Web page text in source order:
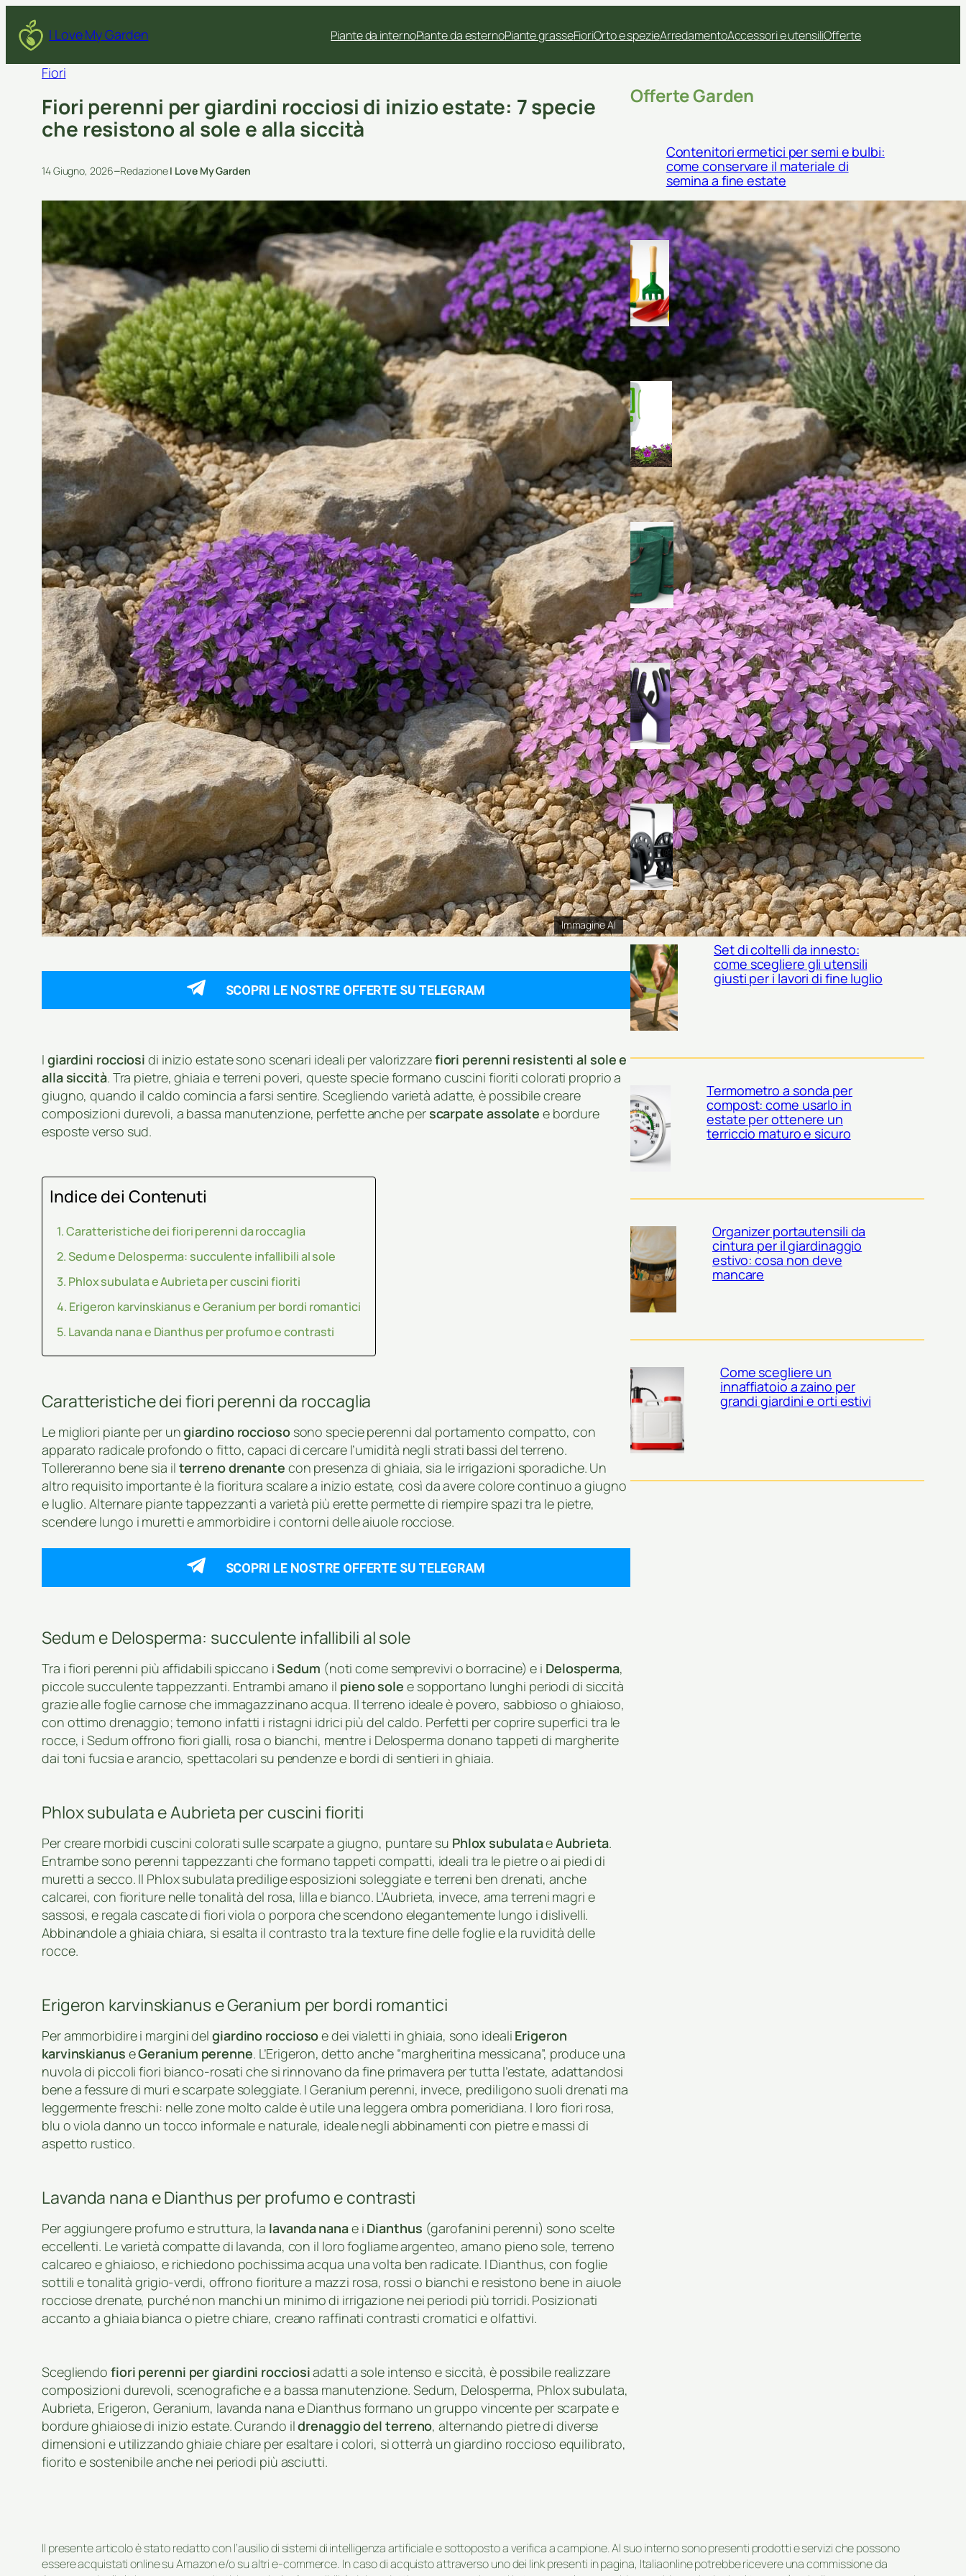
I Love My Garden Piante da internoPiante da esternoPiante grasseFioriOrto e spezieArredamentoAccessori e utensiliOfferte
Fiori
Fiori perenni per giardini rocciosi di inizio estate: 7 specie
che resistono al sole e alla siccità
14 Giugno, 2026–RedazioneI Love My Garden
Immagine AI
SCOPRI LE NOSTRE OFFERTE SU TELEGRAM
I giardini rocciosi di inizio estate sono scenari ideali per valorizzarefiori perenni resistenti al sole e
alla siccità. Tra pietre, ghiaia e terreni poveri, queste specie formano cuscini fioriti colorati proprio a
giugno, quando il caldo comincia a farsi sentire. Scegliendo varietà adatte, è possibile creare
composizioni durevoli, a bassa manutenzione, perfette anche per scarpate assolate e bordure
esposte verso sud.
Indice dei Contenuti
Caratteristiche dei fiori perenni da roccaglia
Sedum e Delosperma: succulente infallibili al sole
Phlox subulata e Aubrieta per cuscini fioriti
Erigeron karvinskianus e Geranium per bordi romantici
Lavanda nana e Dianthus per profumo e contrasti
Caratteristiche dei fiori perenni da roccaglia
Le migliori piante per ungiardino rocciososono specie perenni dal portamento compatto, con
apparato radicale profondo o fitto, capaci di cercare l’umidità negli strati bassi del terreno.
Tollereranno bene sia il terreno drenante con presenza di ghiaia, sia le irrigazioni sporadiche. Un
altro requisito importante è la fioritura scalare a inizio estate, così da avere colore continuo a giugno
e luglio. Alternare piante tappezzanti a varietà più erette permette di riempire spazi tra le pietre,
scendere lungo i muretti e ammorbidire i contorni delle aiuole rocciose.
SCOPRI LE NOSTRE OFFERTE SU TELEGRAM
Sedum e Delosperma: succulente infallibili al sole
Tra i fiori perenni più affidabili spiccano iSedum (noti come semprevivi o borracine) e i Delosperma,
piccole succulente tappezzanti. Entrambi amano il pieno sole e sopportano lunghi periodi di siccità
grazie alle foglie carnose che immagazzinano acqua. Il terreno ideale è povero, sabbioso o ghiaioso,
con ottimo drenaggio; temono infatti i ristagni idrici più del caldo. Perfetti per coprire superfici tra le
rocce, i Sedum offrono fiori gialli, rosa o bianchi, mentre i Delosperma donano tappeti di margherite
dai toni fucsia e arancio, spettacolari su pendenze e bordi di sentieri in ghiaia.
Phlox subulata e Aubrieta per cuscini fioriti
Per creare morbidi cuscini colorati sulle scarpate a giugno, puntare su Phlox subulataeAubrieta.
Entrambe sono perenni tappezzanti che formano tappeti compatti, ideali tra le pietre o ai piedi di
muretti a secco. Il Phlox subulata predilige esposizioni soleggiate e terreni ben drenati, anche
calcarei, con fioriture nelle tonalità del rosa, lilla e bianco. L’Aubrieta, invece, ama terreni magri e
sassosi, e regala cascate di fiori viola o porpora che scendono elegantemente lungo i dislivelli.
Abbinandole a ghiaia chiara, si esalta il contrasto tra la texture fine delle foglie e la ruvidità delle
rocce.
Erigeron karvinskianus e Geranium per bordi romantici
Per ammorbidire i margini del giardino rocciosoe dei vialetti in ghiaia, sono ideali Erigeron
karvinskianus eGeranium perenne. L’Erigeron, detto anche “margheritina messicana”, produce una
nuvola di piccoli fiori bianco-rosati che si rinnovano da fine primavera per tutta l’estate, adattandosi
bene a fessure di muri e scarpate soleggiate. I Geranium perenni, invece, prediligono suoli drenati ma
leggermente freschi: nelle zone molto calde è utile una leggera ombra pomeridiana. I loro fiori rosa,
blu o viola danno un tocco informale e naturale, ideale negli abbinamenti con pietre e massi di
aspetto rustico.
Lavanda nana e Dianthus per profumo e contrasti
Per aggiungere profumo e struttura, la lavanda nanae i Dianthus (garofanini perenni) sono scelte
eccellenti. Le varietà compatte di lavanda, con il loro fogliame argenteo, amano pieno sole, terreno
calcareo e ghiaioso, e richiedono pochissima acqua una volta ben radicate. I Dianthus, con foglie
sottili e tonalità grigio-verdi, offrono fioriture a mazzi rosa, rossi o bianchi e resistono bene in aiuole
rocciose drenate, purché non manchi un minimo di irrigazione nei periodi più torridi. Posizionati
accanto a ghiaia bianca o pietre chiare, creano raffinati contrasti cromatici e olfattivi.
Scegliendo fiori perenni per giardini rocciosiadatti a sole intenso e siccità, è possibile realizzare
composizioni durevoli, scenografiche e a bassa manutenzione. Sedum, Delosperma, Phlox subulata,
Aubrieta, Erigeron, Geranium, lavanda nana e Dianthus formano un gruppo vincente per scarpate e
bordure ghiaiose di inizio estate. Curando ildrenaggio del terreno, alternando pietre di diverse
dimensioni e utilizzando ghiaie chiare per esaltare i colori, si otterrà un giardino roccioso equilibrato,
fiorito e sostenibile anche nei periodi più asciutti.
Offerte Garden
Contenitori ermetici per semi e bulbi:
come conservare il materiale di
semina a fine estate
Kit di palette e cucchiai da
semina: come scegliere gli
accessori giusti per semi
piccoli e trapianti delicati
Come scegliere un misuratore
portatile di salinità del terreno
per orto e giardino in piena
estate
Sacchi riutilizzabili per sfalci e
foglie: come scegliere le
borse da giardino giuste per
l’estate
Guanti da raccolta per frutta di
fine estate: come scegliere il
modello giusto per mele,
prugne e fichi
Carrelli avvolgitubo verticali o
orizzontali? come scegliere il
modello giusto per il tuo
giardino
Set di coltelli da innesto:
come scegliere gli utensili
giusti per i lavori di fine luglio
Termometro a sonda per
compost: come usarlo in
estate per ottenere un
terriccio maturo e sicuro
Organizer portautensili da
cintura per il giardinaggio
estivo: cosa non deve
mancare
Come scegliere un
innaffiatoio a zaino per
grandi giardini e orti estivi
Il presente articolo è stato redatto con l’ausilio di sistemi di intelligenza artificiale e sottoposto a verifica a campione. Al suo interno sono presenti prodotti e servizi che possono
essere acquistati online su Amazon e/o su altri e-commerce. In caso di acquisto attraverso uno dei link presenti in pagina, Italiaonline potrebbe ricevere una commissione da